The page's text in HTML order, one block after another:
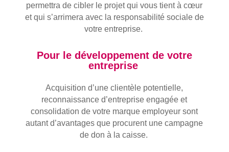
permettra de cibler le projet qui vous tient à cœur
et qui s’arrimera avec la responsabilité sociale de
votre entreprise.
Pour le développement de votre
entreprise
Acquisition d’une clientèle potentielle,
reconnaissance d’entreprise engagée et
consolidation de votre marque employeur sont
autant d’avantages que procurent une campagne
de don à la caisse.